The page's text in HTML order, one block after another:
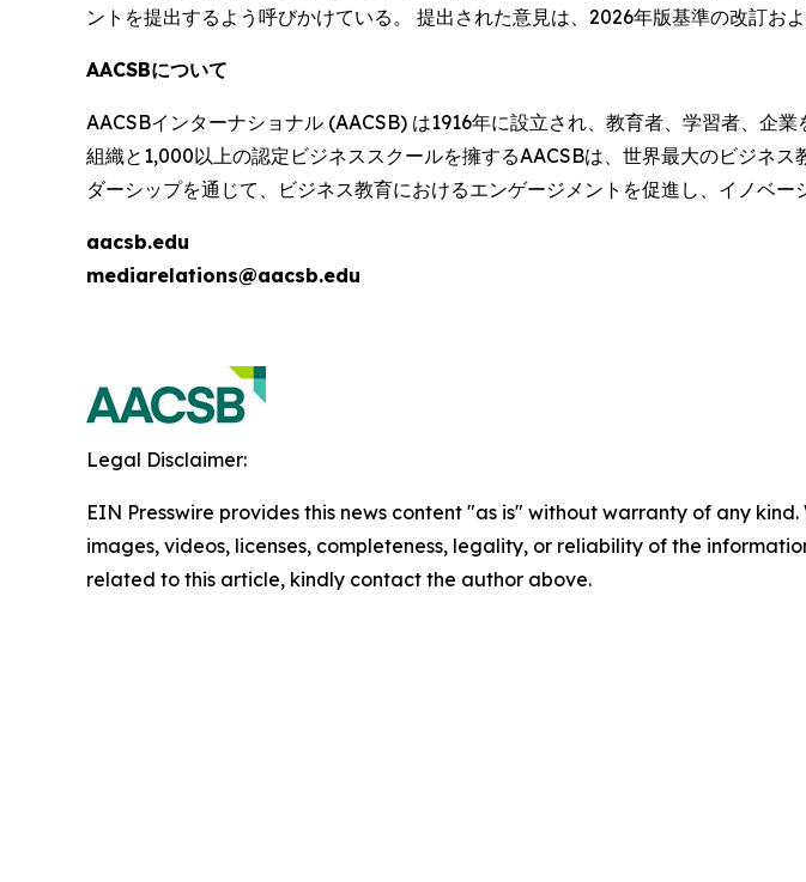
ントを提出するよう呼びかけている。 提出された意見は、2026年版基準の改訂お
AACSBについて
AACSBインターナショナル (AACSB) は1916年に設立され、教育者、学習者、企
組織と1,000以上の認定ビジネススクールを擁するAACSBは、世界最大のビジネ
ダーシップを通じて、ビジネス教育におけるエンゲージメントを促進し、イノベー
aacsb.edu
mediarelations@aacsb.edu
Legal Disclaimer:
EIN Presswire provides this news content "as is" without warranty of any
images, videos, licenses, completeness, legality, or reliability of the
related to this article, kindly contact the author above.